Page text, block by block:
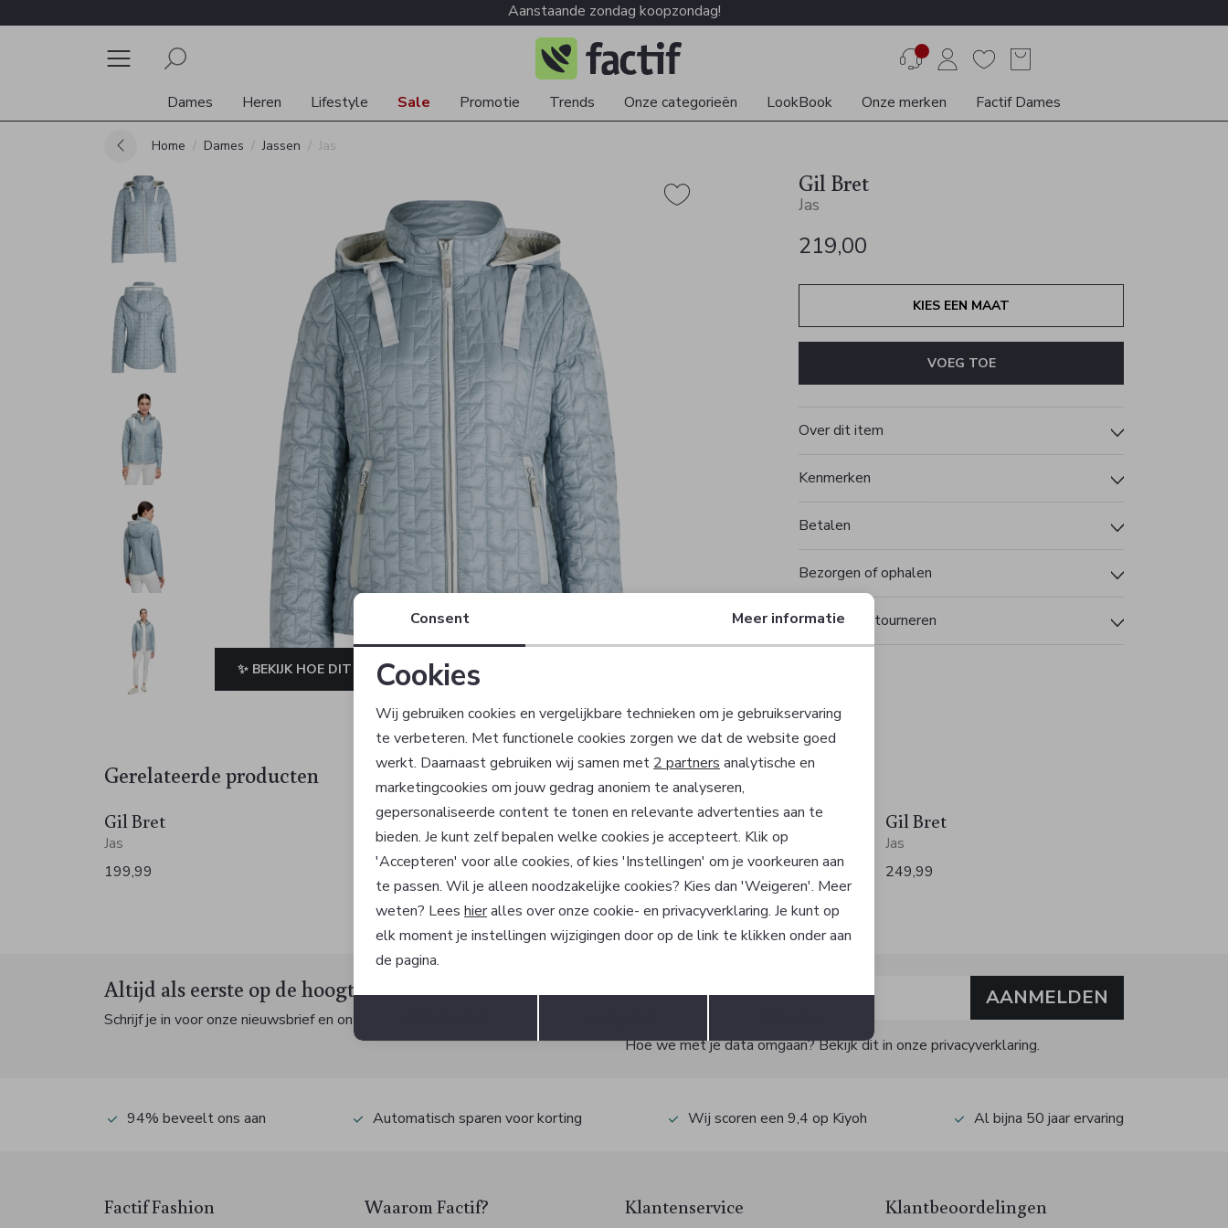
Aanstaande zondag koopzondag!
Dames Heren Lifestyle Sale Promotie Trends Onze categorieën LookBook Onze merken Factif Dames
Home Dames Jassen Jas
✨ BEKIJK HOE DIT JE STAAT
Gil Bret
Jas
219,00
KIES EEN MAAT
VOEG TOE
Over dit item
Kenmerken
Betalen
Bezorgen of ophalen
Ruilen en retourneren
Gerelateerde producten
Gil Bret
Jas
199,99
Gil Bret
Jas
219,99
Gil Bret
Jas
219,99
Gil Bret
Jas
249,99
Altijd als eerste op de hoogte zijn?
Schrijf je in voor onze nieuwsbrief en ontvang dan ook gelijk €5,- korting!
AANMELDEN
Hoe we met je data omgaan? Bekijk dit in onze privacyverklaring.
94% beveelt ons aan Automatisch sparen voor korting Wij scoren een 9,4 op Kiyoh Al bijna 50 jaar ervaring
Factif Fashion Waarom Factif? Klantenservice Klantbeoordelingen
Analytische cookies Marketing cookies
Terug Opslaan
Consent Meer informatie
Cookies
Wij gebruiken cookies en vergelijkbare technieken om je gebruikservaring
te verbeteren. Met functionele cookies zorgen we dat de website goed
werkt. Daarnaast gebruiken wij samen met 2 partners analytische en
marketingcookies om jouw gedrag anoniem te analyseren,
gepersonaliseerde content te tonen en relevante advertenties aan te
bieden. Je kunt zelf bepalen welke cookies je accepteert. Klik op
'Accepteren' voor alle cookies, of kies 'Instellingen' om je voorkeuren aan
te passen. Wil je alleen noodzakelijke cookies? Kies dan 'Weigeren'. Meer
weten? Lees hieralles over onze cookie- en privacyverklaring. Je kunt op
elk moment je instellingen wijzigingen door op de link te klikken onder aan
de pagina.